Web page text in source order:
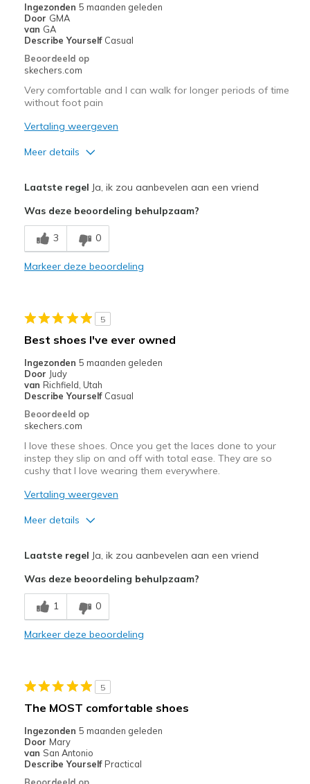
Sizing
Feels true to size
Ingezonden 5 maanden geleden
Door GMA
van GA
Describe Yourself Casual
Beoordeeld op
skechers.com
Very comfortable and I can walk for longer periods of time
without foot pain
Vertaling weergeven
Meer details
Comfortable
Stylish
View On Shoes
Shoes are for Wearing
Laatste regel Ja, ik zou aanbevelen aan een vriend
Was deze beoordeling behulpzaam?
3 0
Markeer deze beoordeling
5
Best shoes I've ever owned
Ingezonden 5 maanden geleden
Door Judy
van Richfield, Utah
Describe Yourself Casual
Beoordeeld op
skechers.com
I love these shoes. Once you get the laces done to your
instep they slip on and off with total ease. They are so
cushy that I love wearing them everywhere.
Vertaling weergeven
Meer details
Breathe Well
Comfortable
View On Shoes
Shoes are for Wearing
Laatste regel Ja, ik zou aanbevelen aan een vriend
Was deze beoordeling behulpzaam?
1 0
Markeer deze beoordeling
5
The MOST comfortable shoes
Ingezonden 5 maanden geleden
Door Mary
van San Antonio
Describe Yourself Practical
Beoordeeld op